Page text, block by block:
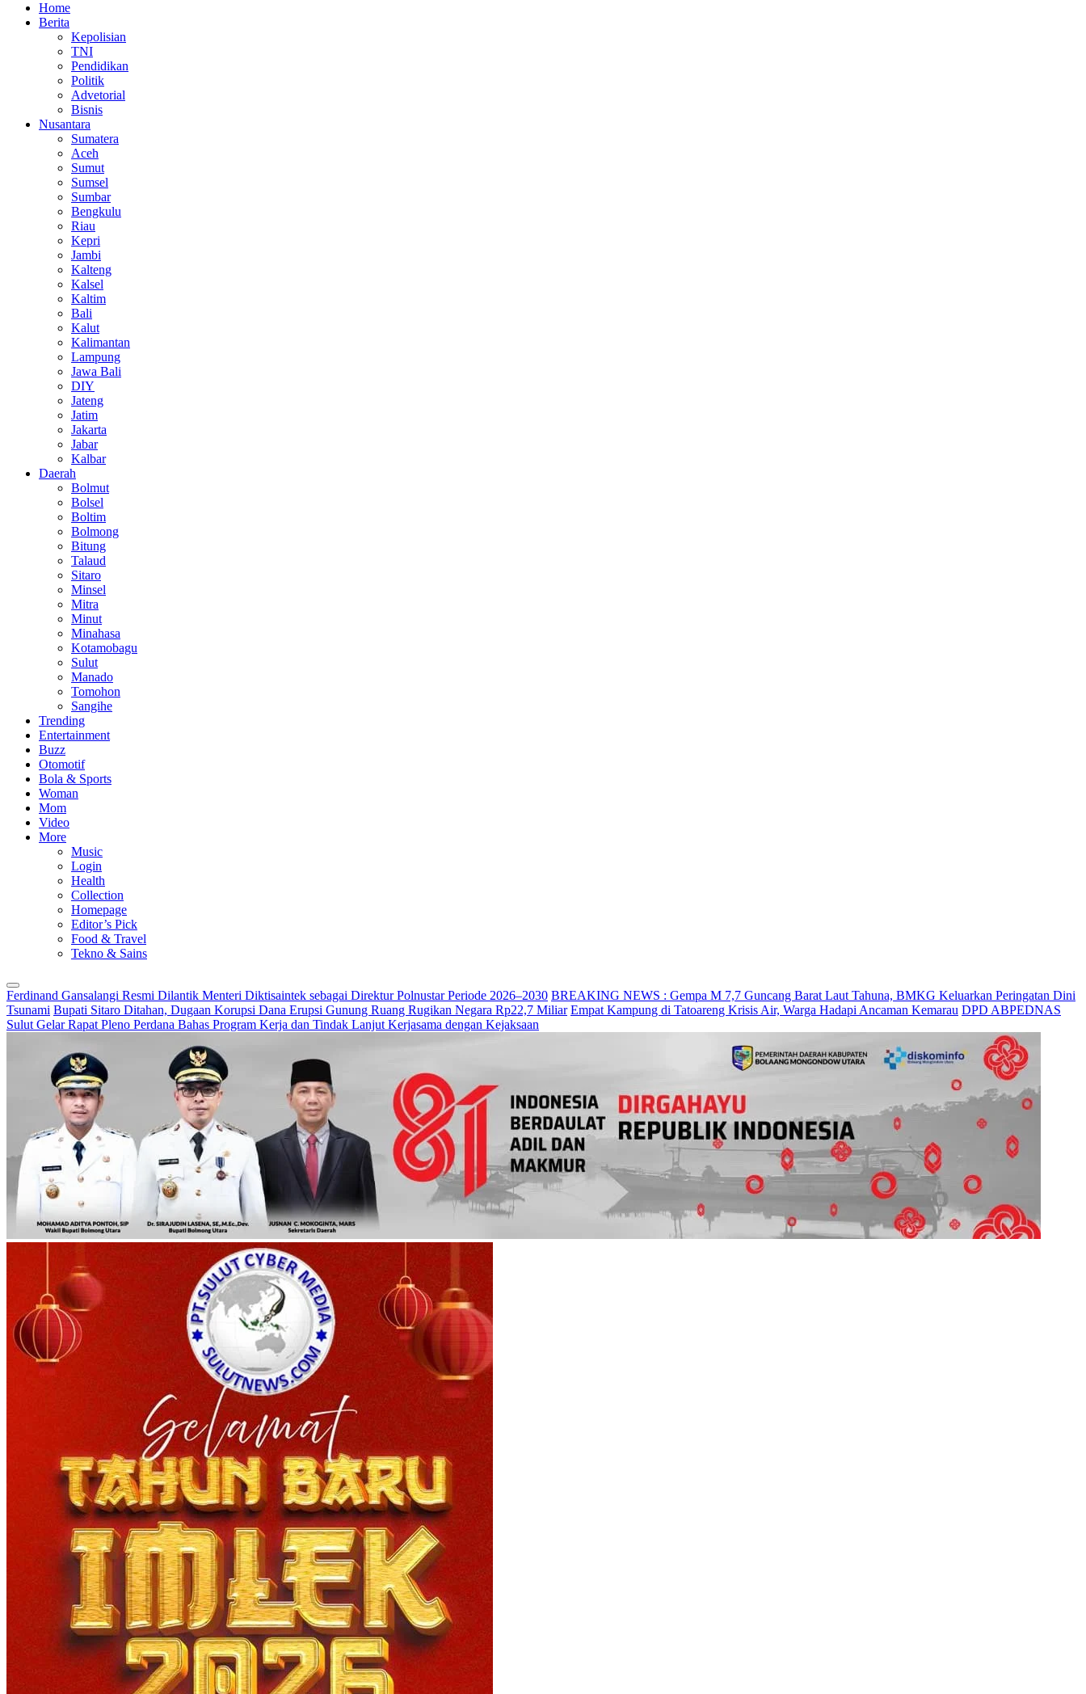
Home
Berita
Kepolisian
TNI
Pendidikan
Politik
Advetorial
Bisnis
Nusantara
Sumatera
Aceh
Sumut
Sumsel
Sumbar
Bengkulu
Riau
Kepri
Jambi
Kalteng
Kalsel
Kaltim
Bali
Kalut
Kalimantan
Lampung
Jawa Bali
DIY
Jateng
Jatim
Jakarta
Jabar
Kalbar
Daerah
Bolmut
Bolsel
Boltim
Bolmong
Bitung
Talaud
Sitaro
Minsel
Mitra
Minut
Minahasa
Kotamobagu
Sulut
Manado
Tomohon
Sangihe
Trending
Entertainment
Buzz
Otomotif
Bola & Sports
Woman
Mom
Video
More
Music
Login
Health
Collection
Homepage
Editor’s Pick
Food & Travel
Tekno & Sains
Ferdinand Gansalangi Resmi Dilantik Menteri Diktisaintek sebagai Direktur Polnustar Periode 2026–2030 BREAKING NEWS : Gempa M 7,7 Guncang Barat Laut Tahuna, BMKG Keluarkan Peringatan Dini
Tsunami Bupati Sitaro Ditahan, Dugaan Korupsi Dana Erupsi Gunung Ruang Rugikan Negara Rp22,7 Miliar Empat Kampung di Tatoareng Krisis Air, Warga Hadapi Ancaman Kemarau DPD ABPEDNAS
Sulut Gelar Rapat Pleno Perdana Bahas Program Kerja dan Tindak Lanjut Kerjasama dengan Kejaksaan